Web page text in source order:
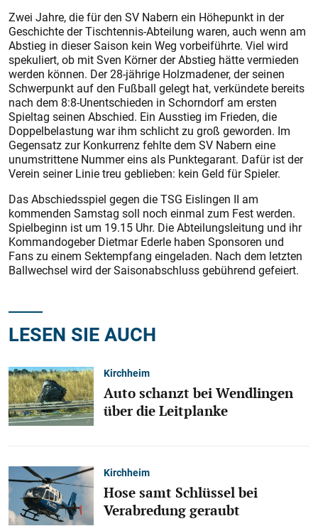
Zwei Jahre, die für den SV Nabern ein Höhepunkt in der
Geschichte der Tischtennis-Abteilung waren, auch wenn am
Abstieg in dieser Saison kein Weg vorbeiführte. Viel wird
spekuliert, ob mit Sven Körner der Abstieg hätte vermieden
werden können. Der 28-jährige Holzmadener, der seinen
Schwerpunkt auf den Fußball gelegt hat, verkündete bereits
nach dem 8:8-Unentschieden in Schorndorf am ersten
Spieltag seinen Abschied. Ein Ausstieg im Frieden, die
Doppelbelastung war ihm schlicht zu groß geworden. Im
Gegensatz zur Konkurrenz fehlte dem SV Nabern eine
unumstrittene Nummer eins als Punktegarant. Dafür ist der
Verein seiner Linie treu geblieben: kein Geld für Spieler.
Das Abschiedsspiel gegen die TSG Eislingen II am
kommenden Samstag soll noch einmal zum Fest werden.
Spielbeginn ist um 19.15 Uhr. Die Abteilungsleitung und ihr
Kommandogeber Dietmar Ederle haben Sponsoren und
Fans zu einem Sektempfang eingeladen. Nach dem letzten
Ballwechsel wird der Saisonabschluss gebührend gefeiert.
LESEN SIE AUCH
Kirchheim
Auto schanzt bei Wendlingen
über die Leitplanke
Kirchheim
Hose samt Schlüssel bei
Verabredung geraubt